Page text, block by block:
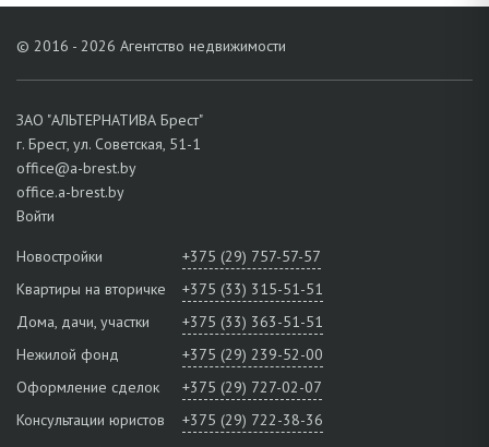
© 2016 - 2026 Агентство недвижимости
ЗАО "АЛЬТЕРНАТИВА Брест"
г. Брест, ул. Советская, 51-1
office@a-brest.by
office.a-brest.by
Войти
Новостройки
+375 (29) 757-57-57
Квартиры на вторичке
+375 (33) 315-51-51
Дома, дачи, участки
+375 (33) 363-51-51
Нежилой фонд
+375 (29) 239-52-00
Оформление сделок
+375 (29) 727-02-07
Консультации юристов
+375 (29) 722-38-36